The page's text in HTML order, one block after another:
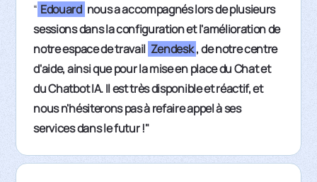
“ Edouard nous a accompagnés lors de plusieurs
sessions dans la configuration et l'amélioration de
notre espace de travail Zendesk , de notre centre
d'aide, ainsi que pour la mise en place du Chat et
du Chatbot IA. Il est très disponible et réactif, et
nous n'hésiterons pas à refaire appel à ses
services dans le futur !"